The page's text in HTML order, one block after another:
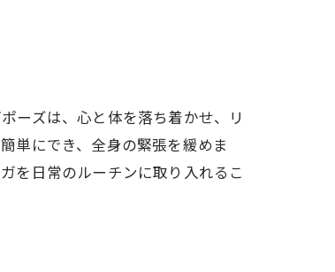
ーズは、心と体を落ち着かせ、リ
単にでき、全身の緊張を緩めま
を日常のルーチンに取り入れるこ